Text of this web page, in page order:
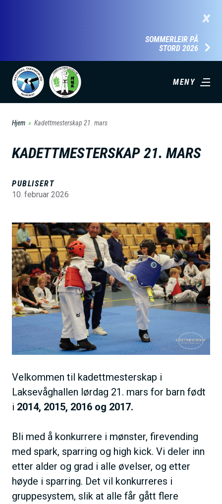
SOMMERLEIR PÅ
STORD 2026
×
MENY
Hjem Kadettmesterskap 21. mars
KADETTMESTERSKAP 21. MARS
PUBLISERT
10. februar 2026
B
i
l
d
e
Velkommen til kadettmesterskap i
Laksevåghallen lørdag 21. mars for barn født
i 2014, 2015, 2016 og 2017.
Bli med å konkurrere i mønster, firevending
med spark, sparring og high kick. Vi deler inn
etter alder og grad i alle øvelser, og etter
høyde i sparring. Det vil konkurreres i
gruppesystem, slik at alle får gått flere